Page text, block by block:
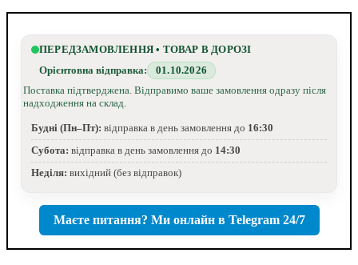
ПЕРЕДЗАМОВЛЕННЯ • ТОВАР В ДОРОЗІ
Орієнтовна відправка:
01.10.2026
Поставка підтверджена. Відправимо ваше замовлення одразу після
надходження на склад.
Будні (Пн–Пт): відправка в день замовлення до 16:30
Субота: відправка в день замовлення до 14:30
Неділя: вихідний (без відправок)
Маєте питання? Ми онлайн в Telegram 24/7